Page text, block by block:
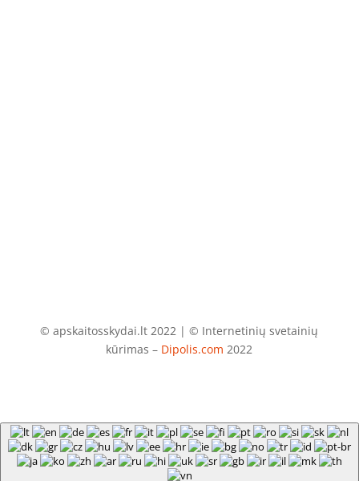
© apskaitosskydai.lt 2022 | © Internetinių svetainių
kūrimas – Dipolis.com 2022